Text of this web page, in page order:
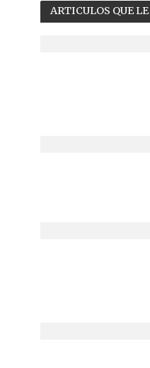
ARTICULOS QUE